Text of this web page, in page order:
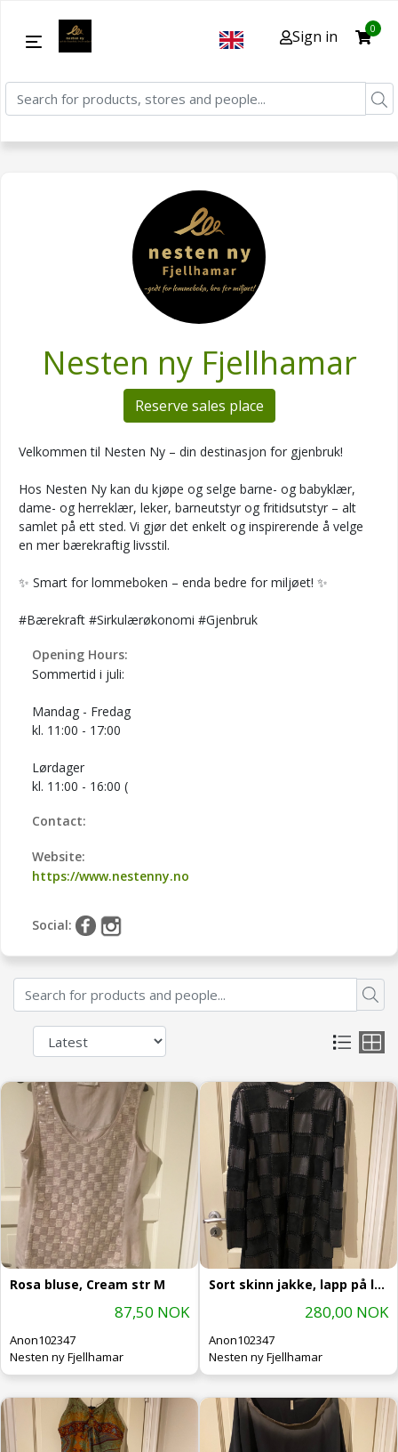
Sign in 0
Nesten ny Fjellhamar
Reserve sales place
Velkommen til Nesten Ny – din destinasjon for gjenbruk!
Hos Nesten Ny kan du kjøpe og selge barne- og babyklær,
dame- og herreklær, leker, barneutstyr og fritidsutstyr – alt
samlet på ett sted. Vi gjør det enkelt og inspirerende å velge
en mer bærekraftig livsstil.
✨ Smart for lommeboken – enda bedre for miljøet! ✨
#Bærekraft #Sirkulærøkonomi #Gjenbruk
Opening Hours:
Sommertid i juli:
Mandag - Fredag
kl. 11:00 - 17:00
Lørdager
kl. 11:00 - 16:00 (
Contact:
Website:
https://www.nestenny.no
Social:
Rosa bluse, Cream str M
87,50 NOK
Anon102347
Nesten ny Fjellhamar
Sort skinn jakke, lapp på lapp, M
280,00 NOK
Anon102347
Nesten ny Fjellhamar